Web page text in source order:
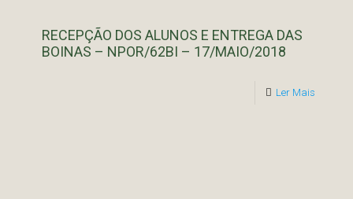
RECEPÇÃO DOS ALUNOS E ENTREGA DAS
BOINAS – NPOR/62BI – 17/MAIO/2018
Ler Mais